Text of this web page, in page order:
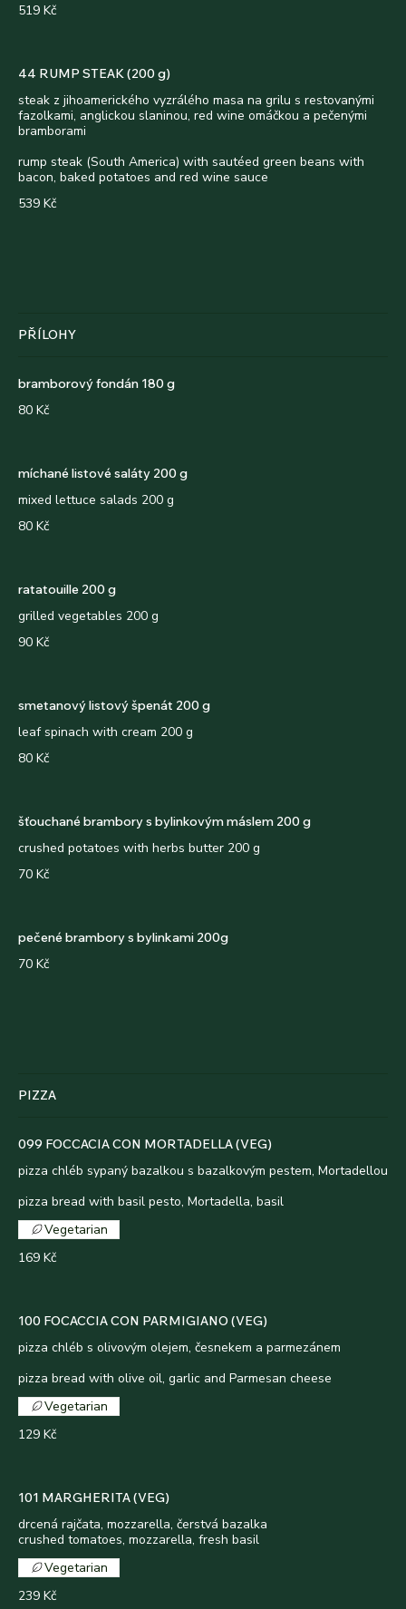
519 Kč
44 RUMP STEAK (200 g)
steak z jihoamerického vyzrálého masa na grilu s restovanými
fazolkami, anglickou slaninou, red wine omáčkou a pečenými
bramborami
rump steak (South America) with sautéed green beans with
bacon, baked potatoes and red wine sauce
539 Kč
PŘÍLOHY
bramborový fondán 180 g
80 Kč
míchané listové saláty 200 g
mixed lettuce salads 200 g
80 Kč
ratatouille 200 g
grilled vegetables 200 g
90 Kč
smetanový listový špenát 200 g
leaf spinach with cream 200 g
80 Kč
šťouchané brambory s bylinkovým máslem 200 g
crushed potatoes with herbs butter 200 g
70 Kč
pečené brambory s bylinkami 200g
70 Kč
PIZZA
099 FOCCACIA CON MORTADELLA (VEG)
pizza chléb sypaný bazalkou s bazalkovým pestem, Mortadellou
pizza bread with basil pesto, Mortadella, basil
169 Kč
Vegetarian
100 FOCACCIA CON PARMIGIANO (VEG)
pizza chléb s olivovým olejem, česnekem a parmezánem
pizza bread with olive oil, garlic and Parmesan cheese
129 Kč
Vegetarian
101 MARGHERITA (VEG)
drcená rajčata, mozzarella, čerstvá bazalka
crushed tomatoes, mozzarella, fresh basil
239 Kč
Vegetarian